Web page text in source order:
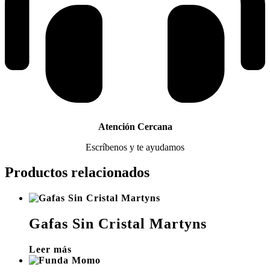
Atención Cercana
Escríbenos y te ayudamos
Productos relacionados
Gafas Sin Cristal Martyns
Leer más